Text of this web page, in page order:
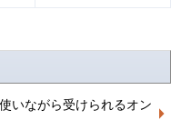
いながら受けられるオン